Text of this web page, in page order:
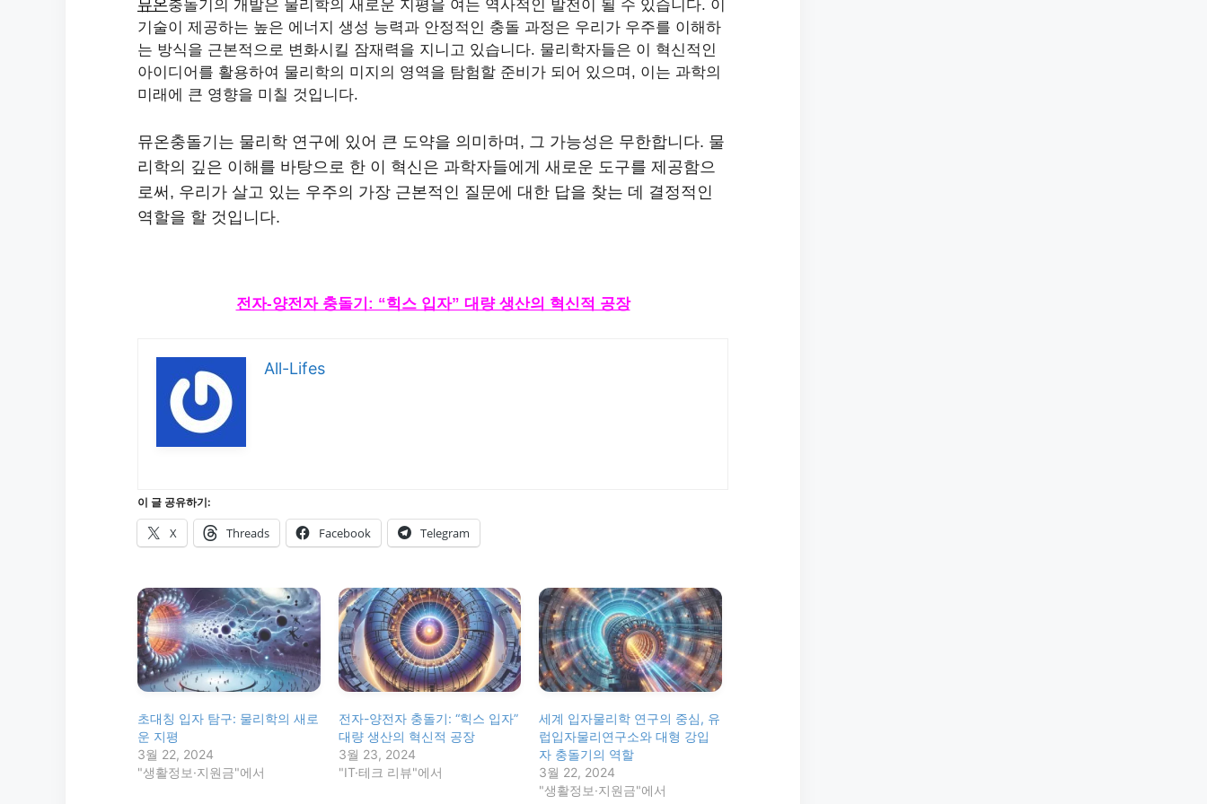
뮤온충돌기의 개발은 물리학의 새로운 지평을 여는 역사적인 발전이 될 수 있습니다. 이
기술이 제공하는 높은 에너지 생성 능력과 안정적인 충돌 과정은 우리가 우주를 이해하
는 방식을 근본적으로 변화시킬 잠재력을 지니고 있습니다. 물리학자들은 이 혁신적인
아이디어를 활용하여 물리학의 미지의 영역을 탐험할 준비가 되어 있으며, 이는 과학의
미래에 큰 영향을 미칠 것입니다.
뮤온충돌기는 물리학 연구에 있어 큰 도약을 의미하며, 그 가능성은 무한합니다. 물
리학의 깊은 이해를 바탕으로 한 이 혁신은 과학자들에게 새로운 도구를 제공함으
로써, 우리가 살고 있는 우주의 가장 근본적인 질문에 대한 답을 찾는 데 결정적인
역할을 할 것입니다.
전자-양전자 충돌기: “힉스 입자” 대량 생산의 혁신적 공장
All-Lifes
이 글 공유하기:
X Threads Facebook Telegram
초대칭 입자 탐구: 물리학의 새로
운 지평
3월 22, 2024
"생활정보·지원금"에서
전자-양전자 충돌기: “힉스 입자”
대량 생산의 혁신적 공장
3월 23, 2024
"IT·테크 리뷰"에서
세계 입자물리학 연구의 중심, 유
럽입자물리연구소와 대형 강입
자 충돌기의 역할
3월 22, 2024
"생활정보·지원금"에서